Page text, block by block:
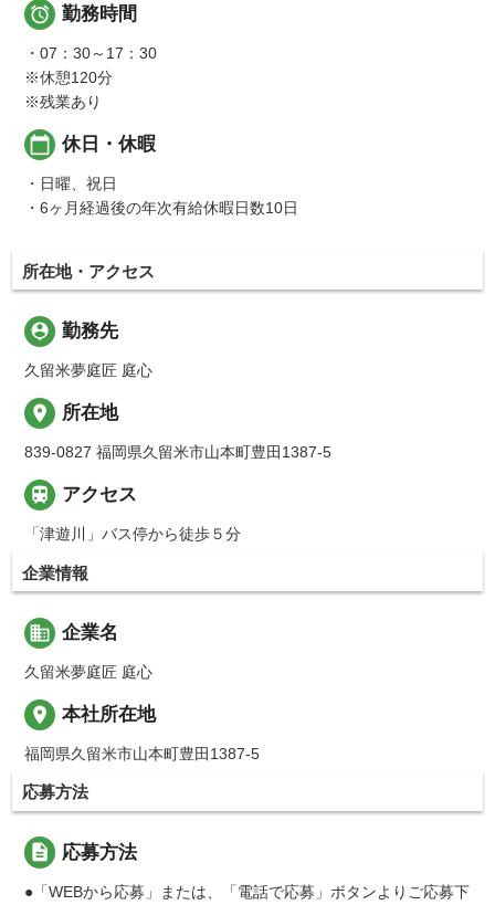
 勤務時間
・07：30～17：30
※休憩120分
※残業あり
calendar_today 休日・休暇
・日曜、祝日
・6ヶ月経過後の年次有給休暇日数10日
所在地・アクセス
person_pin 勤務先
久留米夢庭匠 庭心
place 所在地
839-0827 福岡県久留米市山本町豊田1387-5
 アクセス
「津遊川」バス停から徒歩５分
企業情報
business 企業名
久留米夢庭匠 庭心
place 本社所在地
福岡県久留米市山本町豊田1387-5
応募方法
description 応募方法
●「WEBから応募」または、「電話で応募」ボタンよりご応募下